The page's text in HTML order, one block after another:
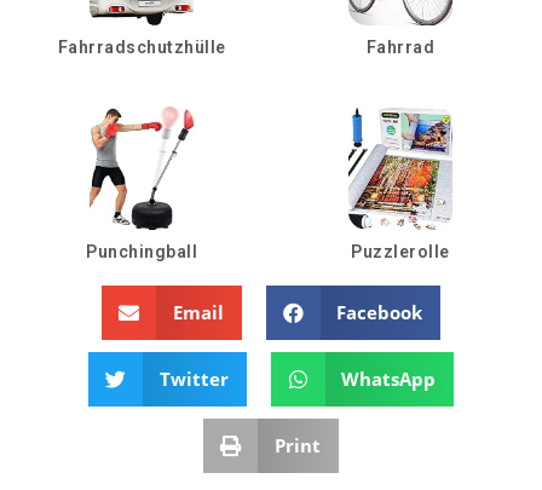
Fahrradschutzhülle Fahrrad
Punchingball Puzzlerolle
Email Facebook
Twitter WhatsApp
Print